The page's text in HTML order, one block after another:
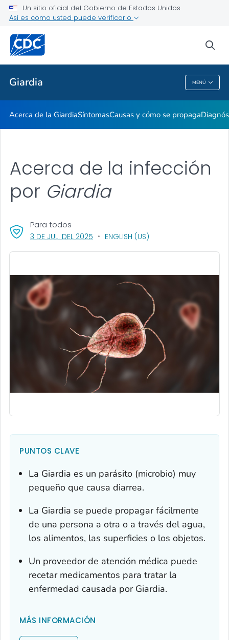
Un sitio oficial del Gobierno de Estados Unidos
Así es como usted puede verificarlo
Giardia MENÚ
Temas relacionados
Giardia
Acerca de la GiardiaSíntomasCausas y cómo se propaga
Acerca de la infección
por Giardia
3 DE JUL. DEL 2025 , VISIT LINK FOR DETAILS.
ENGLISH (US)
Para todos
PUNTOS CLAVE
La Giardia es un parásito (microbio) muy
pequeño que causa diarrea.
La Giardia se puede propagar fácilmente
de una persona a otra o a través del agua,
los alimentos, las superficies o los objetos.
Un proveedor de atención médica puede
recetar medicamentos para tratar la
enfermedad causada por Giardia.
MÁS INFORMACIÓN